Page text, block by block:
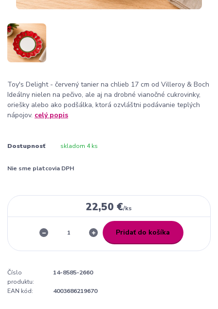
Toy's Delight - červený tanier na chlieb 17 cm od Villeroy & Boch
Ideálny nielen na pečivo, ale aj na drobné vianočné cukrovinky,
oriešky alebo ako podšálka, ktorá ozvláštni podávanie teplých
nápojov. celý popis
Dostupnosť skladom 4 ks
Nie sme platcovia DPH
22,50 €/ks
Pridať do košíka
Číslo
produktu:
14-8585-2660
EAN kód: 4003686219670